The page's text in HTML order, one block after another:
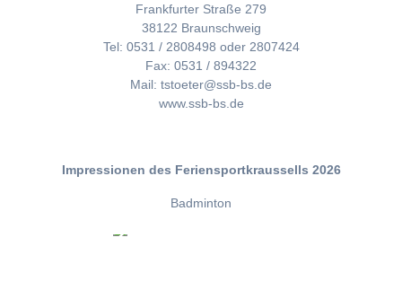
Frankfurter Straße 279
38122 Braunschweig
Tel: 0531 / 2808498 oder 2807424
Fax: 0531 / 894322
Mail: tstoeter@ssb-bs.de
www.ssb-bs.de
Impressionen des Feriensportkraussells 2026
Badminton